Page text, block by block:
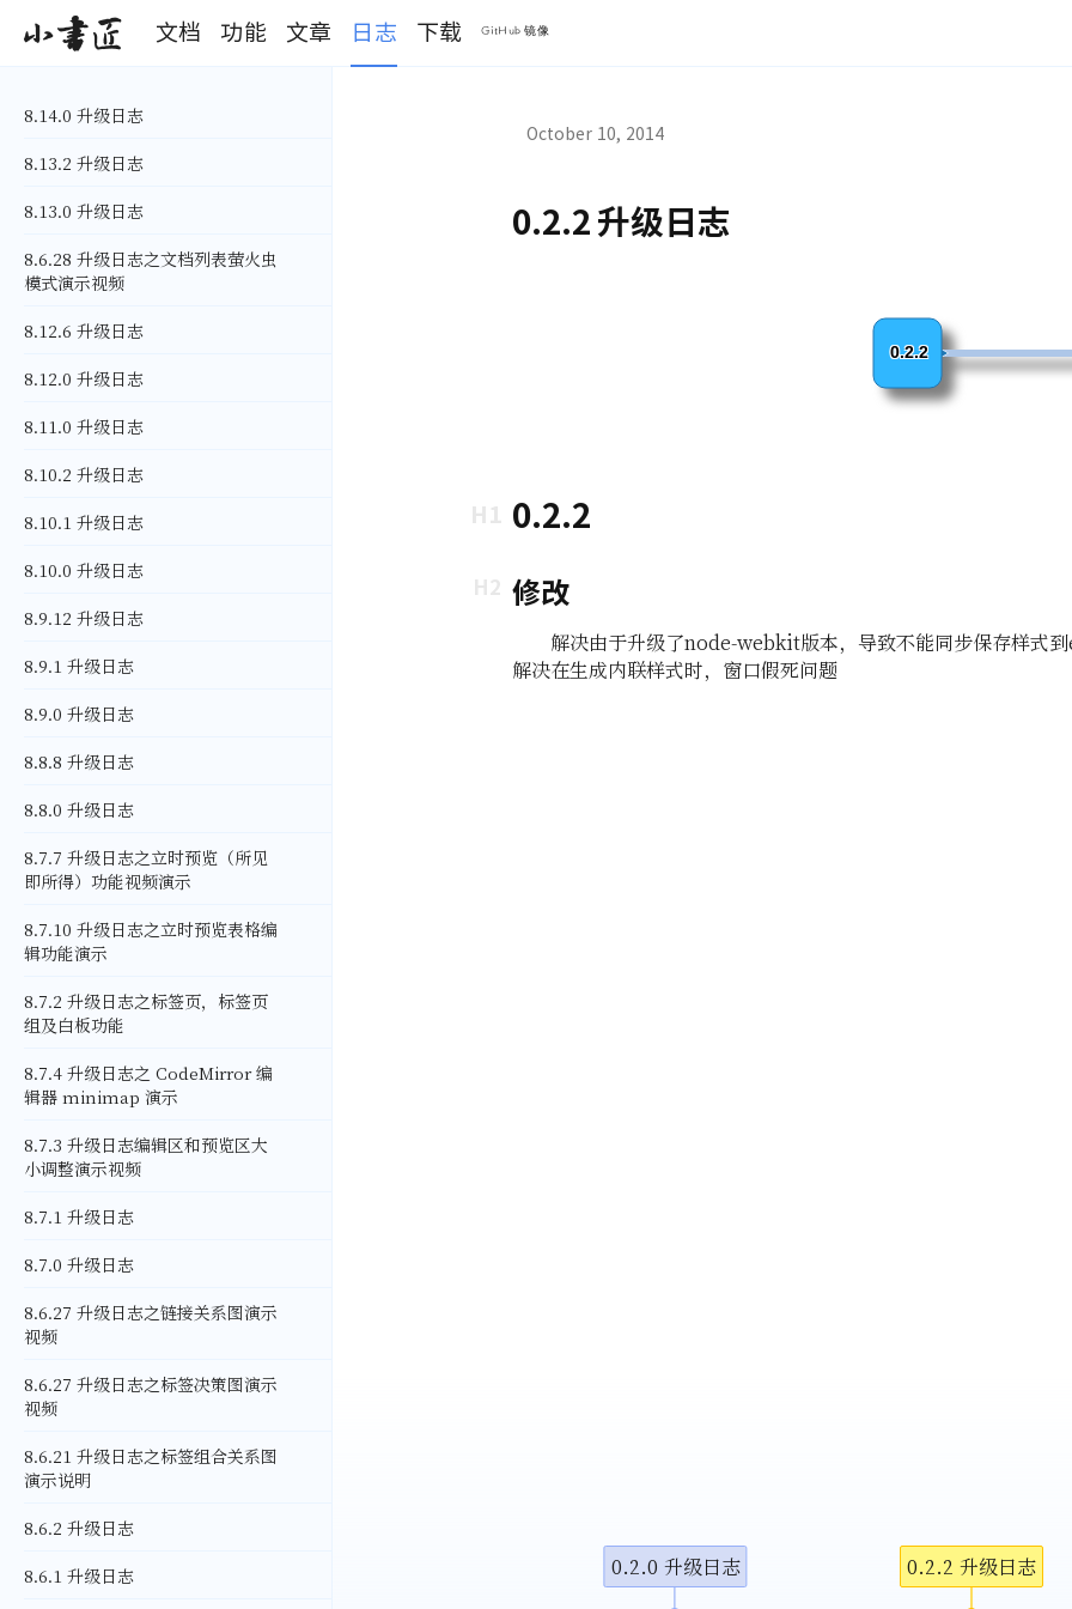
小书匠 文档 功能 文章 日志 下载 GitHub 镜像
October 10, 2014
0.2.2 升级日志
0.2.2
0.2.2
修改
解决由于升级了node-webkit版本，导致不能同步保存样式
解决在生成内联样式时，窗口假死问题
0.2.2 升级日志
0.2.0 升级日志
8.14.0 升级日志
8.13.2 升级日志
8.13.0 升级日志
8.6.28 升级日志之文档列表萤火虫
模式演示视频
8.12.6 升级日志
8.12.0 升级日志
8.11.0 升级日志
8.10.2 升级日志
8.10.1 升级日志
8.10.0 升级日志
8.9.12 升级日志
8.9.1 升级日志
8.9.0 升级日志
8.8.8 升级日志
8.8.0 升级日志
8.7.7 升级日志之立时预览（所见
即所得）功能视频演示
8.7.10 升级日志之立时预览表格编
辑功能演示
8.7.2 升级日志之标签页，标签页
组及白板功能
8.7.4 升级日志之 CodeMirror 编
辑器 minimap 演示
8.7.3 升级日志编辑区和预览区大
小调整演示视频
8.7.1 升级日志
8.7.0 升级日志
8.6.27 升级日志之链接关系图演示
视频
8.6.27 升级日志之标签决策图演示
视频
8.6.21 升级日志之标签组合关系图
演示说明
8.6.2 升级日志
8.6.1 升级日志